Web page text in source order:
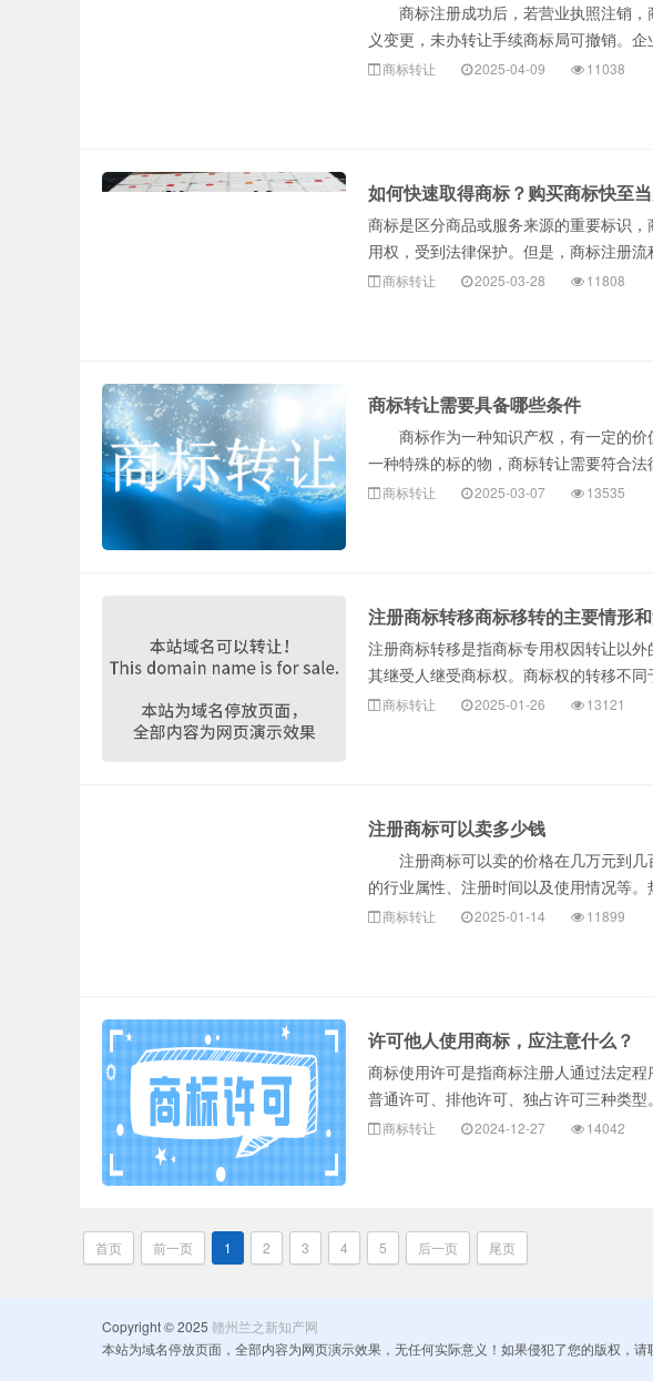
商标注册成功后，若营业执照注销，
义变更，未办转让手续商标局可撤销。企
商标转让 2025-04-09 11038
如何快速取得商标？购买商标快至当
商标是区分商品或服务来源的重要标识
用权，受到法律保护。但是，商标注册流
商标转让 2025-03-28 11808
商标转让需要具备哪些条件
商标作为一种知识产权，有一定的价
一种特殊的标的物，商标转让需要符合法
商标转让 2025-03-07 13535
注册商标转移商标移转的主要情形
注册商标转移是指商标专用权因转让以
其继受人继受商标权。商标权的转移不同
商标转让 2025-01-26 13121
注册商标可以卖多少钱
注册商标可以卖的价格在几万元到几
的行业属性、注册时间以及使用情况等。
商标转让 2025-01-14 11899
许可他人使用商标，应注意什么？
商标使用许可是指商标注册人通过法定
普通许可、排他许可、独占许可三种类型
商标转让 2024-12-27 14042
首页 前一页 1 2 3 4 5 后一页 尾页
Copyright © 2025 赣州兰之新知产网
本站为域名停放页面，全部内容为网页演示效果，无任何实际意义！如果侵犯了您的版权，请